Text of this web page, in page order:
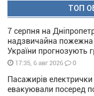
ТОП
7 серпня на
надзвичайна пожежна
України прогнозують
17:35, 6 авг 2026 0
Пасажирів
евакуювали посеред